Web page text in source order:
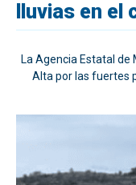
lluvias en
La Agencia Estatal
Alta por las fuertes